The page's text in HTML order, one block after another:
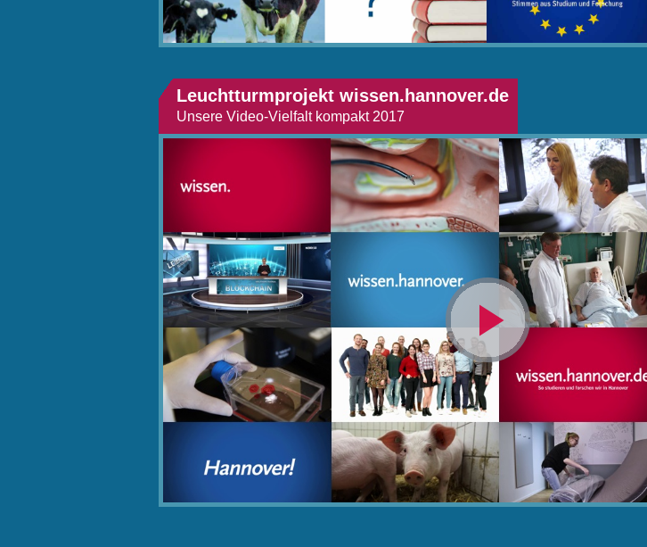
Leuchtturmprojekt wissen.hannover.de
Unsere Video-Vielfalt kompakt 2017
Video
abspielen